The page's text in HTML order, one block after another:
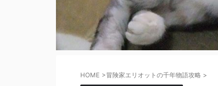
HOME >冒険家エリオットの千年物語攻略 >